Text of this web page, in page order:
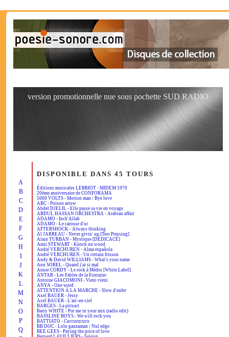
version promotionnelle nue sous pochette SUD RADIO
A
B
C
D
E
F
G
H
I
J
K
L
M
N
O
P
Q
DISPONIBLE DANS 45 TOURS
Éditions musicales LEBRIOT - MIDEM 1970
20ème anniversaire de CONFORAMA
5000 VOLTS - Motion man / Bye love
ABC - Poison arrow
Abdel DJELIL - Elle passe sa vie en voyage
ABDUL HASSAN ORCHESTRA - Arabian affair
ADAMO - Inch'Allah
ADAMO - Le carosse d'or
AFTERSHOCK - Always thinking
Al JARREAU - Never givin' up [Test Pressing]
Alain TURBAN - Mystique [DÉDICACÉ]
Amii STEWART - Knock on wood
André VERCHUREN - Alma española
André VERCHUREN - Un certain frisson
Andy & David WILLIAMS - What's your name
Ann SOREL - Quand j'ai si mal
Annie CORDY - Le rock à Médor [White Label]
ANTAR - Les Fables de la Fontaine
Antoine GIACOMONI - Vieni vieni
ANYA - One word
ATTENTION À LA MARCHE - Slow d'enfer
Axel BAUER - Jessy
Axel BAUER - L'arc-en-ciel
BARGES - La pitxuri
Barry WHITE - Put me in your mix (radio edit)
BASSLINE BOYS - We will rock you
BATTIATO - Cuccurucucu
BB DOC - Lolo ganzaman / Nul edge
BEE GEES - Paying the price of love